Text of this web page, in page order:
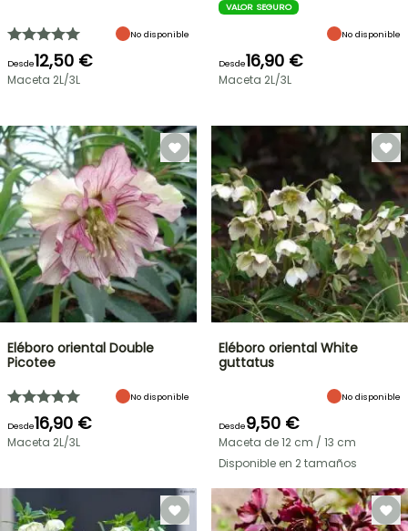
No disponible
Desde12,50 €
Maceta 2L/3L
VALOR SEGURO
No disponible
Desde16,90 €
Maceta 2L/3L
Eléboro oriental Double
Picotee
No disponible
Desde16,90 €
Maceta 2L/3L
Eléboro oriental White
guttatus
No disponible
Desde9,50 €
Maceta de 12 cm / 13 cm
Disponible en 2 tamaños